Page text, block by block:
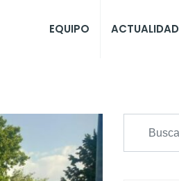
EQUIPO ACTUALIDAD